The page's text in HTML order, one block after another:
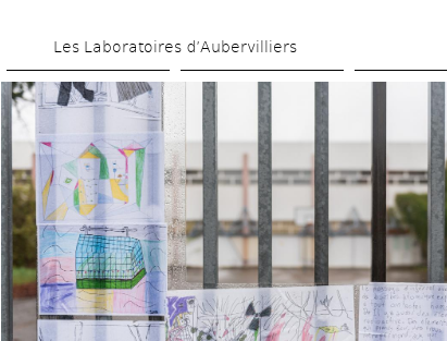
Les Laboratoires d’Aubervilliers